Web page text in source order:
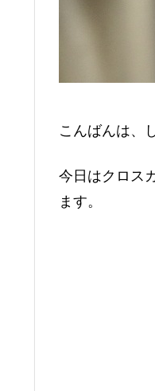
こんばんは、
今日はクロス
ます。